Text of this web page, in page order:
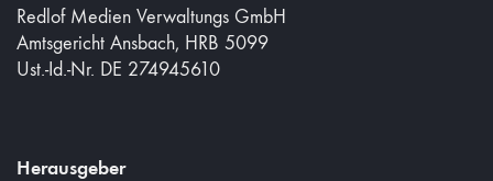
Redlof Medien Verwaltungs GmbH
Amtsgericht Ansbach, HRB 5099
Ust.-Id.-Nr. DE 274945610
Herausgeber